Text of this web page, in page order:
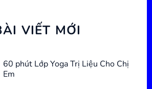
VIẾT MỚI
60 phút Lớp Yoga Trị Liệu Cho Chị
Em